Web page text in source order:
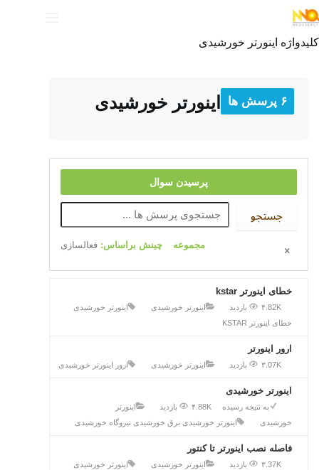
کلیدواژه اینورتر خورشیدی
اینورتر خورشیدی ۶ پرسش ها
پرسیدن سوال
جستجو
چینش براساس:فعالسازی مجموعه
خطای اینورتر kstar
۴.82K بازدید اینورتر خورشیدی
اینورتر خورشیدی
خطای اینورتر KSTAR
ارور اینورتر
۳.07K بازدید اینورتر خورشیدی ارور اینورتر خورشیدی
اینورتر خورشیدی
به نتیجه رسیده ۴.88K بازدید
اینورتر
خورشیدی
اینورتر خورشیدی برق خورشیدی نیروگاه خورشیدی
فاصله نصب اینورتر تا کنتور
۳.37K بازدید اینورتر خورشیدی
اینورتر خورشیدی